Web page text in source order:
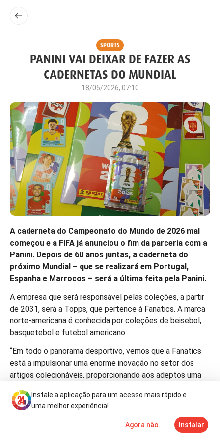
SPORTS
PANINI VAI DEIXAR DE FAZER AS
CADERNETAS DO MUNDIAL
18/05/2026, 07:10
A caderneta do Campeonato do Mundo de 2026 mal
começou e a FIFA já anunciou o fim da parceria com a
Panini. Depois de 60 anos juntas, a caderneta do
próximo Mundial – que se realizará em Portugal,
Espanha e Marrocos – será a última feita pela Panini.
A empresa que será responsável pelas coleções, a partir
de 2031, será a Topps, que pertence à Fanatics. A marca
norte-americana é conhecida por coleções de beisebol,
basquetebol e futebol americano.
“Em todo o panorama desportivo, vemos que a Fanatics
está a impulsionar uma enorme inovação no setor dos
artigos colecionáveis, proporcionando aos adeptos uma
equipas e jogadores favoritos”, afirmou o presidente da
FIFA, Gianni Infantino, acrescentando: “Assim, do ponto de
vista da FIFA, podemos globalizar esse envolvimento dos
fãs precisamente graças ao nosso portfólio de torneios
Mais
Instale a aplicação para um acesso mais rápido e
uma melhor experiência!
Agora não Instalar